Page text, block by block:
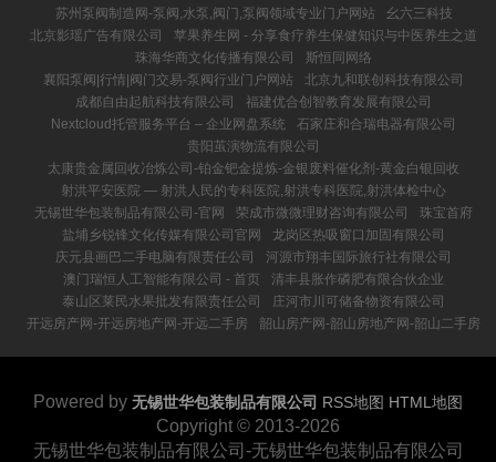
苏州泵阀制造网-泵阀,水泵,阀门,泵阀领域专业门户网站
幺六三科技
北京影瑶广告有限公司
苹果养生网 - 分享食疗养生保健知识与中医养生之道
珠海华商文化传播有限公司
斯恒同网络
襄阳泵阀|行情|阀门交易-泵阀行业门户网站
北京九和联创科技有限公司
成都自由起航科技有限公司
福建优合创智教育发展有限公司
Nextcloud托管服务平台 – 企业网盘系统
石家庄和合瑞电器有限公司
贵阳茧演物流有限公司
太康贵金属回收冶炼公司-铂金钯金提炼-金银废料催化剂-黄金白银回收
射洪平安医院 ― 射洪人民的专科医院,射洪专科医院,射洪体检中心
无锡世华包装制品有限公司-官网
荣成市微微理财咨询有限公司
珠宝首府
盐埔乡锐锋文化传媒有限公司官网
龙岗区热吸窗口加固有限公司
庆元县画巴二手电脑有限责任公司
河源市翔丰国际旅行社有限公司
澳门瑞恒人工智能有限公司 - 首页
清丰县胀作磷肥有限合伙企业
泰山区莱民水果批发有限责任公司
庄河市川可储备物资有限公司
开远房产网-开远房地产网-开远二手房
韶山房产网-韶山房地产网-韶山二手房
Powered by 无锡世华包装制品有限公司 RSS地图 HTML地图
Copyright © 2013-2026
无锡世华包装制品有限公司-无锡世华包装制品有限公司